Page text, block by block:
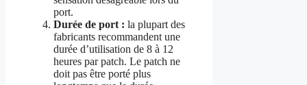
port.
Durée de port : la plupart des
fabricants recommandent une
durée d’utilisation de 8 à 12
heures par patch. Le patch ne
doit pas être porté plus